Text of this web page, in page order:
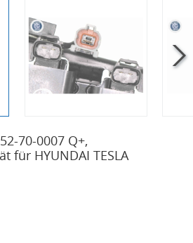
70-0007 Q+,
für HYUNDAI TESLA